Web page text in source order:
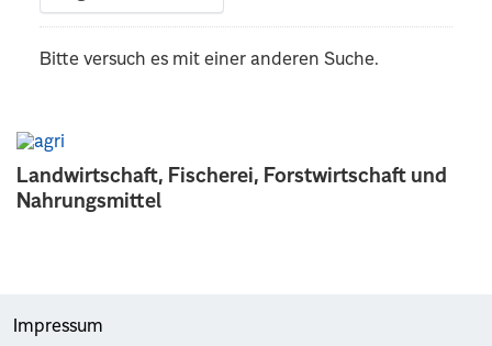
Landwirtschaft, Fischerei, Forstwirtschaft und
Nahrungsmittel
Bitte versuch es mit einer anderen Suche.
Impressum